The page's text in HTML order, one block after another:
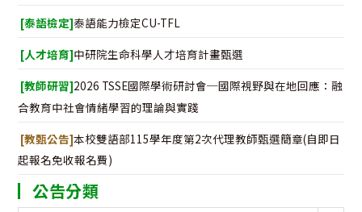
[泰語檢定]泰語能力檢定CU-TFL
[人才培育]中研院生命科學人才培育計畫甄選
[教師研習]2026 TSSE國際學術研討會─國際視野與在地回應：融
合教育中社會情緒學習的理論與實踐
[教甄公告]本校雙語部115學年度第2次代理教師甄選簡章(自即日
起報名免收報名費)
公告分類